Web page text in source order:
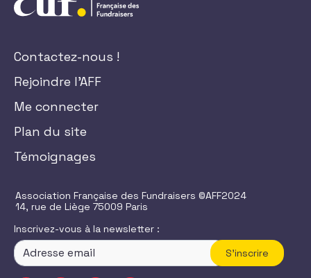
Contactez-nous !
Rejoindre l'AFF
Me connecter
Plan du site
Témoignages
Association Française des Fundraisers ©AFF2024
14, rue de Liège 75009 Paris
Inscrivez-vous à la newsletter :
S'inscrire